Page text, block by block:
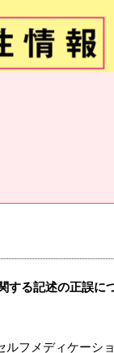
する記述の正誤に
フメディケーシ